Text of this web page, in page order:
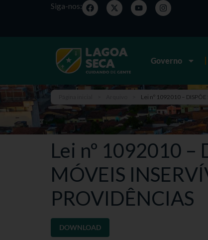
Siga-nos:
Governo
Lei nº 1092010 –
Lei nº 1092010 –
MÓVEIS
PROVIDÊNCIAS
DOWNLOAD